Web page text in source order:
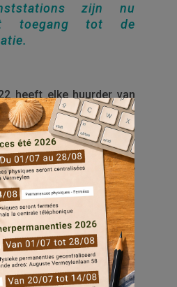
zijn nu
toegang tot de
heeft elke huurder van
de applicatie Appinest.
kunt u bijvoorbeeld
in uw woning of
wijziging in uw
doorgeven.
de diensten aan
onze MyEverecity-
aangeboden en maakt
de mobiele versie.